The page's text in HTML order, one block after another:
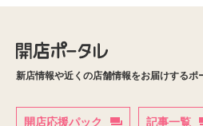
新店情報や近くの店舗情報をお届けするポ
開店応援パック 記事一覧